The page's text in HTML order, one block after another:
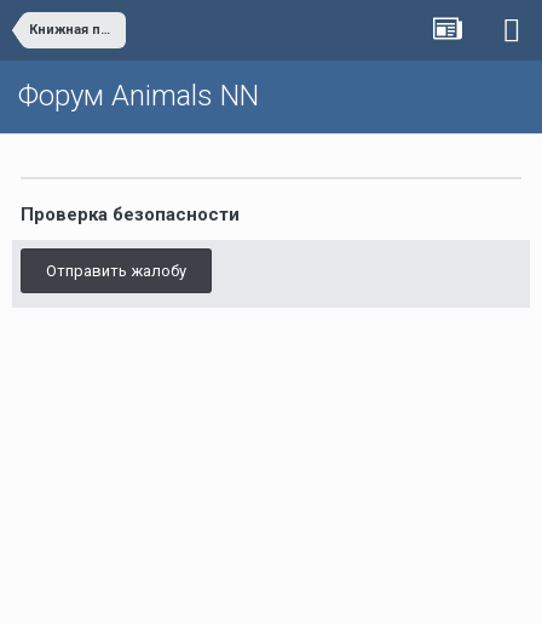
Книжная полка
Форум Animals NN
Проверка безопасности
Отправить жалобу